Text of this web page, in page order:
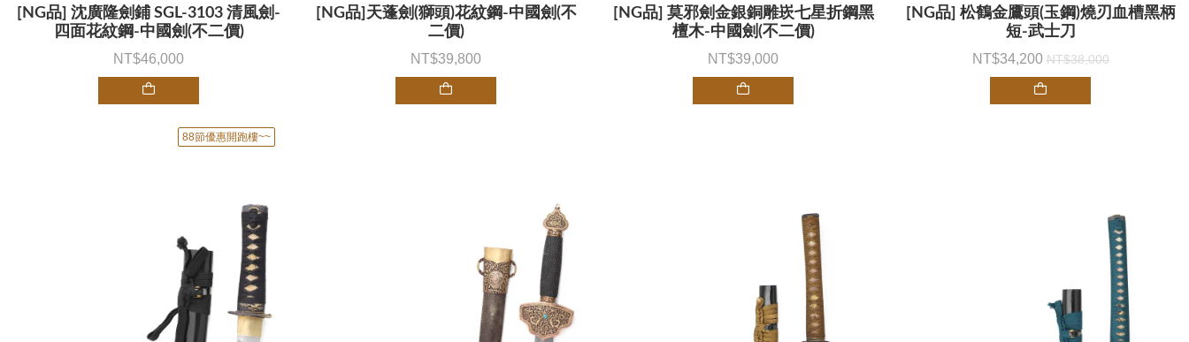
[NG品] 沈廣隆劍鋪 SGL-3103 清風劍-
四面花紋鋼-中國劍(不二價)
46,000
[NG品]天蓬劍(獅頭)花紋鋼-中國劍(不
二價)
39,800
[NG品] 莫邪劍金銀銅雕崁七星折鋼黑
檀木-中國劍(不二價)
39,000
[NG品] 松鶴金鷹頭(玉鋼)燒刃血槽黑柄
短-武士刀
34,200 38,000
88節優惠開跑樓~~